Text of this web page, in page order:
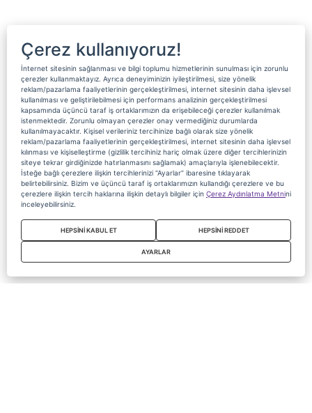
Çerez kullanıyoruz!
İnternet sitesinin sağlanması ve bilgi toplumu hizmetlerinin sunulması için zorunlu
çerezler kullanmaktayız. Ayrıca deneyiminizin iyileştirilmesi, size yönelik
reklam/pazarlama faaliyetlerinin gerçekleştirilmesi, internet sitesinin daha işlevsel
kullanılması ve geliştirilebilmesi için performans analizinin gerçekleştirilmesi
kapsamında üçüncü taraf iş ortaklarımızın da erişebileceği çerezler kullanılmak
istenmektedir. Zorunlu olmayan çerezler onay vermediğiniz durumlarda
kullanılmayacaktır. Kişisel verileriniz tercihinize bağlı olarak size yönelik
reklam/pazarlama faaliyetlerinin gerçekleştirilmesi, internet sitesinin daha işlevsel
kılınması ve kişiselleştirme (gizlilik tercihiniz hariç olmak üzere diğer tercihlerinizin
siteye tekrar girdiğinizde hatırlanmasını sağlamak) amaçlarıyla işlenebilecektir.
İsteğe bağlı çerezlere ilişkin tercihlerinizi “Ayarlar” ibaresine tıklayarak
belirtebilirsiniz. Bizim ve üçüncü taraf iş ortaklarımızın kullandığı çerezlere ve bu
çerezlere ilişkin tercih haklarına ilişkin detaylı bilgiler için Çerez Aydınlatma Metnini
inceleyebilirsiniz.
HEPSİNİ KABUL ET HEPSİNİ REDDET
AYARLAR